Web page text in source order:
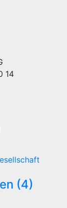
14
(4)